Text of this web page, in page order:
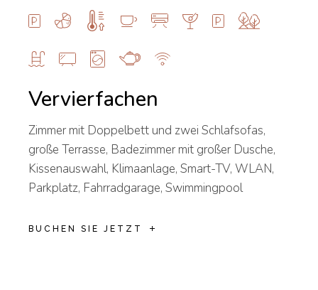
Vervierfachen
Zimmer mit Doppelbett und zwei Schlafsofas,
große Terrasse, Badezimmer mit großer Dusche,
Kissenauswahl, Klimaanlage, Smart-TV, WLAN,
Parkplatz, Fahrradgarage, Swimmingpool
BUCHEN SIE JETZT